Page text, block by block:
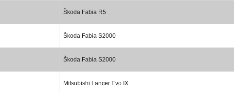
Škoda Fabia R5
Škoda Fabia S2000
Škoda Fabia S2000
Mitsubishi Lancer Evo IX